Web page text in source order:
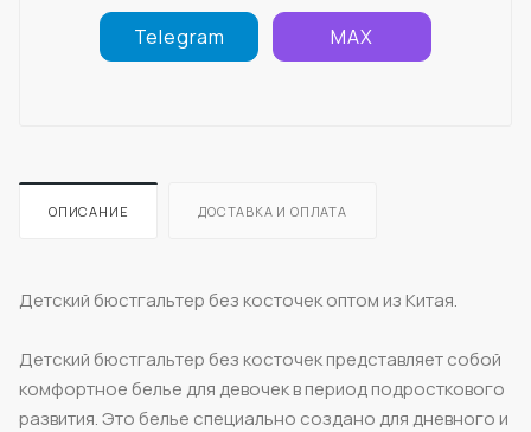
Telegram MAX
ОПИСАНИЕ ДОСТАВКА И ОПЛАТА
Детский бюстгальтер без косточек оптом из Китая.
Детский бюстгальтер без косточек представляет собой
комфортное белье для девочек в период подросткового
развития. Это белье специально создано для дневного и